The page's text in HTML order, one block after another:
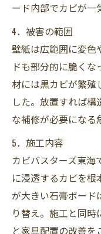
ード内部でカビが一
4．被害の範囲
壁紙は広範囲に変色
ドも部分的に脆く
材には黒カビが繁殖
した。放置すれば
な補修が必要になる
5．施工内容
カビバスターズ東
に浸透するカビを
が大きい石膏ボード
り替え。施工と同
と家具配置の改善